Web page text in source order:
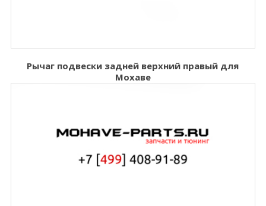
Рычаг подвески задней верхний правый для
Мохаве